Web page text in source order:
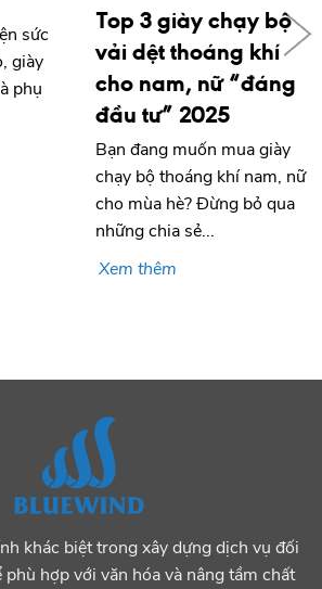
sức
giày
phụ
Top 3 giày chạy bộ
vải dệt thoáng khí
cho nam, nữ “đáng
đầu tư” 2025
Bạn đang muốn mua giày
chạy bộ thoáng khí nam, nữ
cho mùa hè? Đừng bỏ qua
những chia sẻ...
Xem thêm
khác biệt trong xây dựng dịch vụ đối
hợp với văn hóa và nâng tầm chất